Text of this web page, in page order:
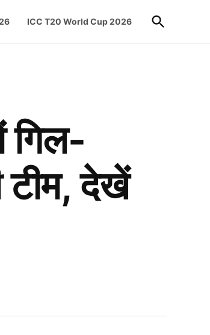
ICC T20 World Cup 2026
Open
Search
गिल-
टीम, देखें